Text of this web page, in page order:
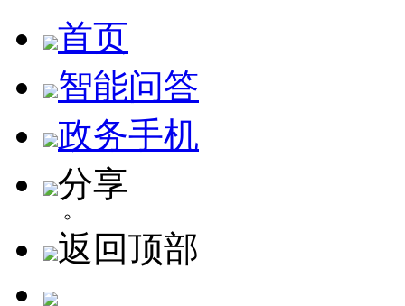
首页
智能问答
政务手机
分享
返回顶部